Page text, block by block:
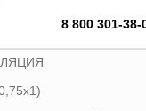
8 800 301-38-